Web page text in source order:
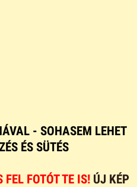
- SOHASEM LEHET
ÉS SÜTÉS
FEL FOTÓT TE IS! ÚJ KÉP